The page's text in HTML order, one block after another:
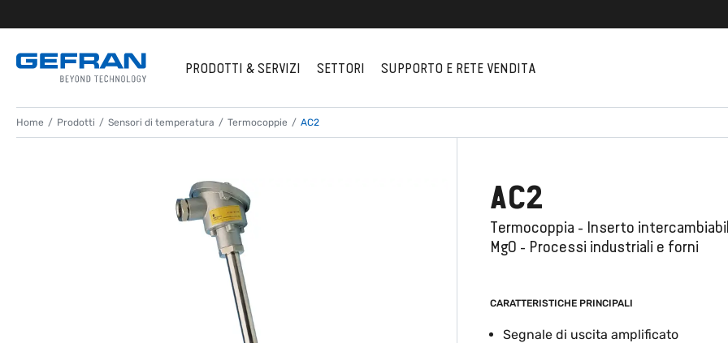
PRODOTTI & SERVIZI SETTORI SUPPORTO E RETE VENDITA
Home Prodotti Sensori di temperatura Termocoppie AC2
AC2
Termocoppia - Inserto
MgO - Processi industriali e forni
CARATTERISTICHE PRINCIPALI
Segnale di uscita amplificato